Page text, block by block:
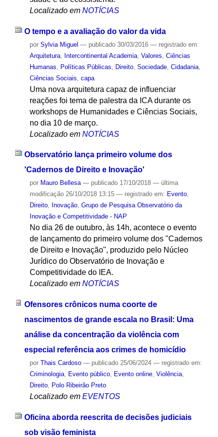
Localizado em NOTÍCIAS
O tempo e a avaliação do valor da vida
por Sylvia Miguel — publicado30/03/2016 — registrado em:
Arquitetura, Intercontinental Academia, Valores Ciências
Humanas
Políticas Públicas Direito, Sociedade, Cidadania,
Ciências Sociais capa
Uma nova arquitetura capaz de influenciar
reações foi tema de palestra da ICA durante os
workshops de Humanidades e Ciências Sociais,
no dia 10 de março.
Localizado em NOTÍCIAS
Observatório lança primeiro volume dos
'Cadernos de Direito e Inovação'
por Mauro Bellesa — publicado17/10/2018 — última
modificação26/10/2018 13:15 — registrado em: Evento,
Direito, Inovação, Grupo de Pesquisa Observatório da
Inovação e Competitividade - NAP
No dia 26 de outubro, às 14h, acontece o evento
de lançamento do primeiro volume dos "Cadernos
de Direito e Inovação", produzido pelo Núcleo
Jurídico do Observatório de Inovação e
Competitividade do IEA.
Localizado em NOTÍCIAS
Ofensores crônicos numa coorte de
nascimentos de grande escala no Brasil: Uma
análise da concentração da violência com
especial referência aos crimes de homicídio
por Thais Cardoso — publicado25/06/2024 — registrado em:
Criminologia, Evento público, Evento online, Violência,
Direito, Polo Ribeirão Preto
Localizado em EVENTOS
Oficina aborda reescrita de decisões judiciais
sob visão feminista